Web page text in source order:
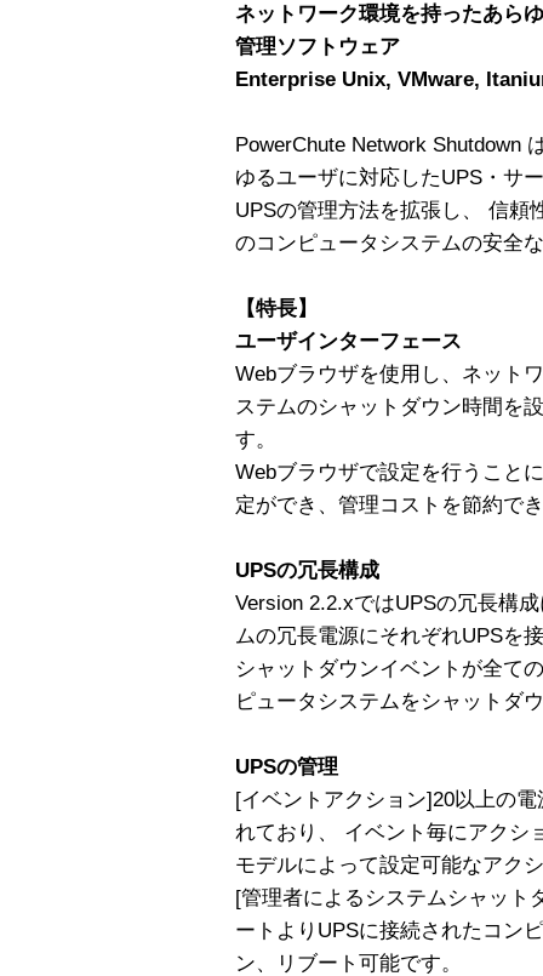
ネットワーク環境を持ったあら
管理ソフトウェア
Enterprise Unix, VMware,
PowerChute Network Shutdown
ゆるユーザに対応したUPS・サ
UPSの管理方法を拡張し、 信頼
のコンピュータシステムの安全
【特長】
ユーザインターフェース
Webブラウザを使用し、ネット
ステムのシャットダウン時間を
す。
Webブラウザで設定を行うこと
定ができ、管理コストを節約で
UPSの冗長構成
Version 2.2.xではUPSの冗長構
ムの冗長電源にそれぞれUPSを
シャットダウンイベントが全て
ピュータシステムをシャットダ
UPSの管理
[イベントアクション]20以上の
れており、 イベント毎にアクシ
モデルによって設定可能なアク
[管理者によるシステムシャット
ートよりUPSに接続されたコン
ン、リブート可能です。